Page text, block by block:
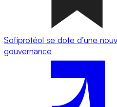
Sofiprotéol se dote d’une
gouvernance